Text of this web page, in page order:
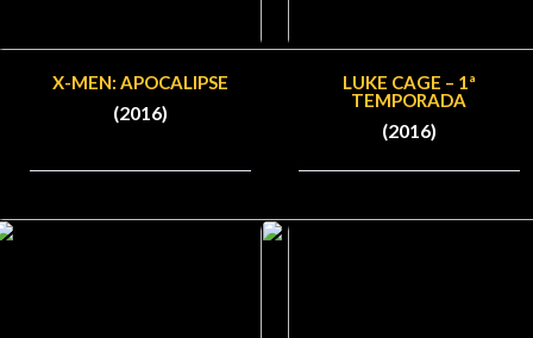
X-MEN: APOCALIPSE
(2016)
LUKE CAGE – 1ª
TEMPORADA
(2016)